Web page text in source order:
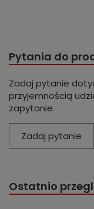
Pytania do
Zadaj pytanie
przyjemnością
zapytanie.
Zadaj pytanie
Ostatnio